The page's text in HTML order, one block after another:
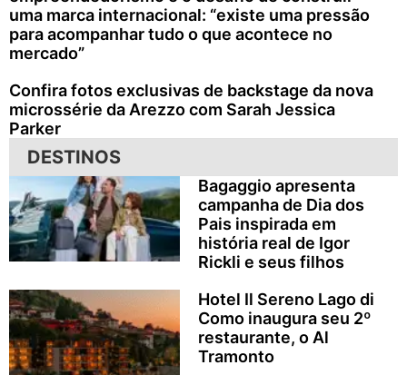
uma marca internacional: “existe uma pressão
para acompanhar tudo o que acontece no
mercado”
Confira fotos exclusivas de backstage da nova
microssérie da Arezzo com Sarah Jessica
Parker
DESTINOS
Bagaggio apresenta
campanha de Dia dos
Pais inspirada em
história real de Igor
Rickli e seus filhos
Hotel Il Sereno Lago di
Como inaugura seu 2º
restaurante, o Al
Tramonto